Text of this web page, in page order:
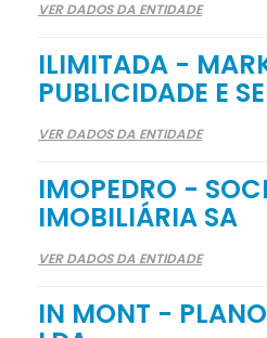
VER DADOS DA ENTIDADE
ILIMITADA -
PUBLICIDADE E
VER DADOS DA ENTIDADE
IMOPEDRO -
IMOBILIÁRIA SA
VER DADOS DA ENTIDADE
IN MONT -